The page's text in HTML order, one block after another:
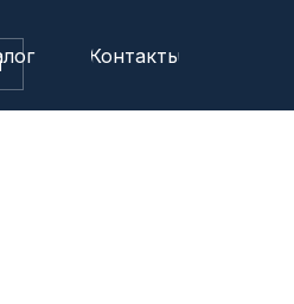
Контакты